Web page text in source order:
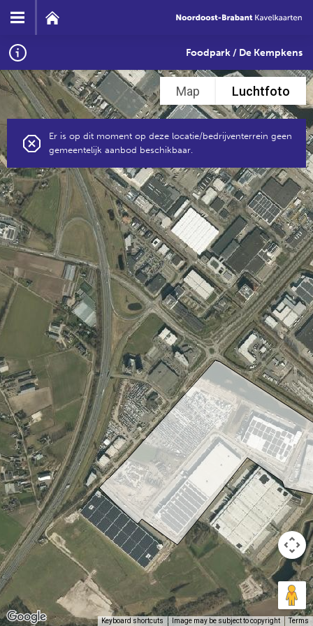
Map Luchtfoto
Keyboard shortcuts Image may be subject to copyright Terms
Er is op dit moment op deze locatie/bedrijventerrein geen
gemeentelijk aanbod beschikbaar.
Foodpark / De Kempkens